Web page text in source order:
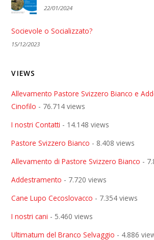
22/01/2024
Socievole o Socializzato?
15/12/2023
VIEWS
Allevamento Pastore Svizzero Bianco e
Cinofilo - 76.714 views
I nostri Contatti - 14.148 views
Pastore Svizzero Bianco - 8.408 views
Allevamento di Pastore Svizzero Bianco -
Addestramento - 7.720 views
Cane Lupo Cecoslovacco - 7.354 views
I nostri cani - 5.460 views
Ultimatum del Branco Selvaggio - 4.886